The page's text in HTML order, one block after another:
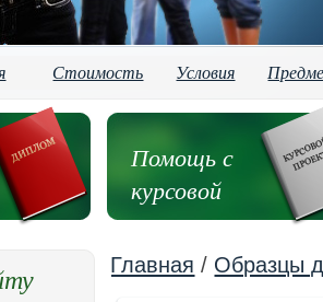
Стоимость Условия
Помощь с
курсовой
Главная / Образцы